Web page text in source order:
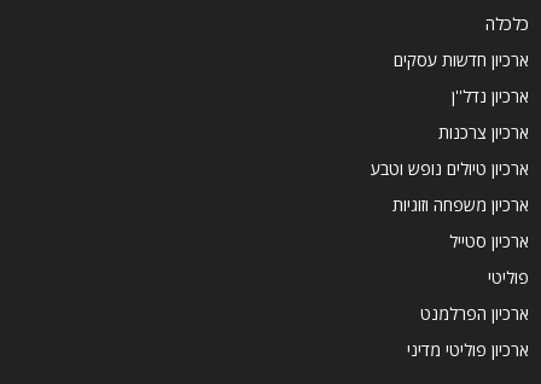
כלכלה
ארכיון חדשות עסקים
ארכיון נדל''ן
ארכיון צרכנות
ארכיון טיולים נופש וטבע
ארכיון משפחה וזוגיות
ארכיון סטייל
פוליטי
ארכיון הפרלמנט
ארכיון פוליטי מדיני